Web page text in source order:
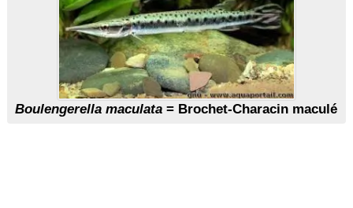
Boulengerella maculata = Brochet-Characin maculé